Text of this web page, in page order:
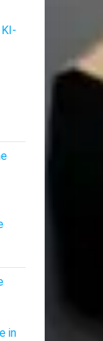
in